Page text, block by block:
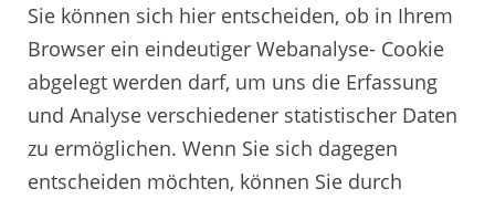
Sie können sich hier entscheiden, ob in Ihrem
Browser ein eindeutiger Webanalyse- Cookie
abgelegt werden darf, um uns die Erfassung
und Analyse verschiedener statistischer Daten
zu ermöglichen. Wenn Sie sich dagegen
entscheiden möchten, können Sie durch